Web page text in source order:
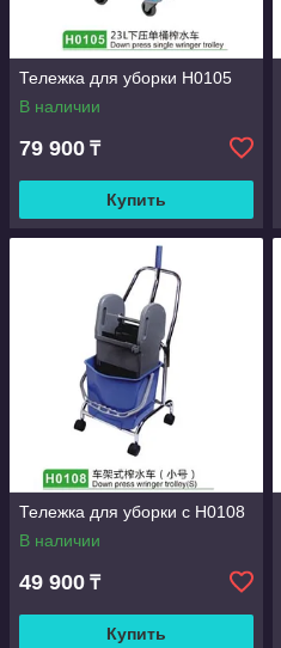
Тележка для уборки Н0105
В наличии
79 900 ₸
Купить
Тележка для уборки с Н0108
В наличии
49 900 ₸
Купить